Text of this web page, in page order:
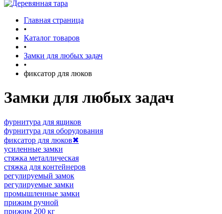
Главная страница
•
Каталог товаров
•
Замки для любых задач
•
фиксатор для люков
Замки для любых задач
фурнитура для ящиков
фурнитура для оборудования
фиксатор для люков✖
усиленные замки
стяжка металлическая
стяжка для контейнеров
регулируемый замок
регулируемые замки
промышленные замки
прижим ручной
прижим 200 кг